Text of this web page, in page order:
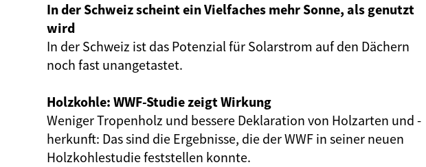
In der Schweiz scheint ein Vielfaches mehr Sonne, als genutzt
wird
In der Schweiz ist das Potenzial für Solarstrom auf den Dächern
noch fast unangetastet.
Holzkohle: WWF-Studie zeigt Wirkung
Weniger Tropenholz und bessere Deklaration von Holzarten und -
herkunft: Das sind die Ergebnisse, die der WWF in seiner neuen
Holzkohlestudie feststellen konnte.